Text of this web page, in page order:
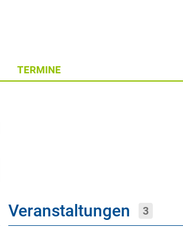
TERMINE
Veranstaltungen 3